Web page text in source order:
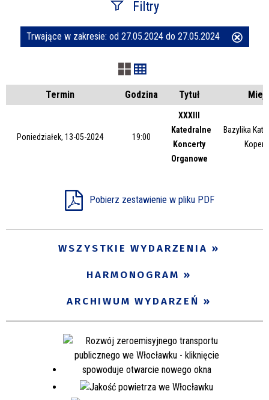
Filtry
Szukana fraza
Kategoria
Trwające w zakresie
Trwające w zakresie: od 27.05.2024 do 27.05.2024
Termin Godzina Tytuł
Poniedziałek, 13-05-2024 19:00
XXXIII
Katedralne
Koncerty
Organowe
Bazylika
Pobierz zestawienie w pliku PDF
WSZYSTKIE WYDARZENIA
HARMONOGRAM
ARCHIWUM WYDARZEŃ